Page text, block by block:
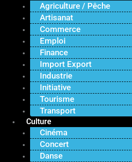
Agriculture / Pêche
Artisanat
Commerce
Emploi
Finance
Import Export
Industrie
Initiative
Tourisme
Transport
Culture
Cinéma
Concert
Danse